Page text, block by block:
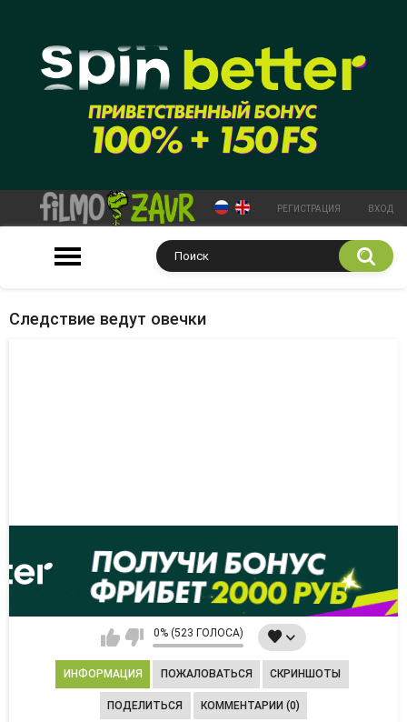
РЕГИСТРАЦИЯ ВХОД
Следствие ведут овечки
0% (523 ГОЛОСА)
ИНФОРМАЦИЯ ПОЖАЛОВАТЬСЯ СКРИНШОТЫ
ПОДЕЛИТЬСЯ КОММЕНТАРИИ (0)